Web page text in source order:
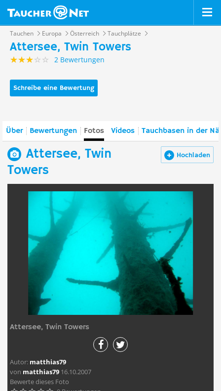
Tauchen Europa Österreich Tauchplätze
Attersee, Twin Towers
2 Bewertungen
Schreibe eine Bewertung
Über Bewertungen Fotos Videos Tauchbasen in der
Hochladen
Attersee, Twin
Towers
Attersee, Twin Towers
Autor: matthias79
von matthias79 16.10.2007
Bewerte dieses Foto